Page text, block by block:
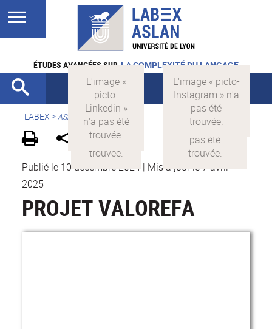
ÉTUDES AVANCÉES SUR LA COMPLEXITÉ DU LANGAGE
LABEX >ASLAN
Publié le 10 décembre 2024 | Mis à jour le 7 avril
2025
PROJET VALOREFA